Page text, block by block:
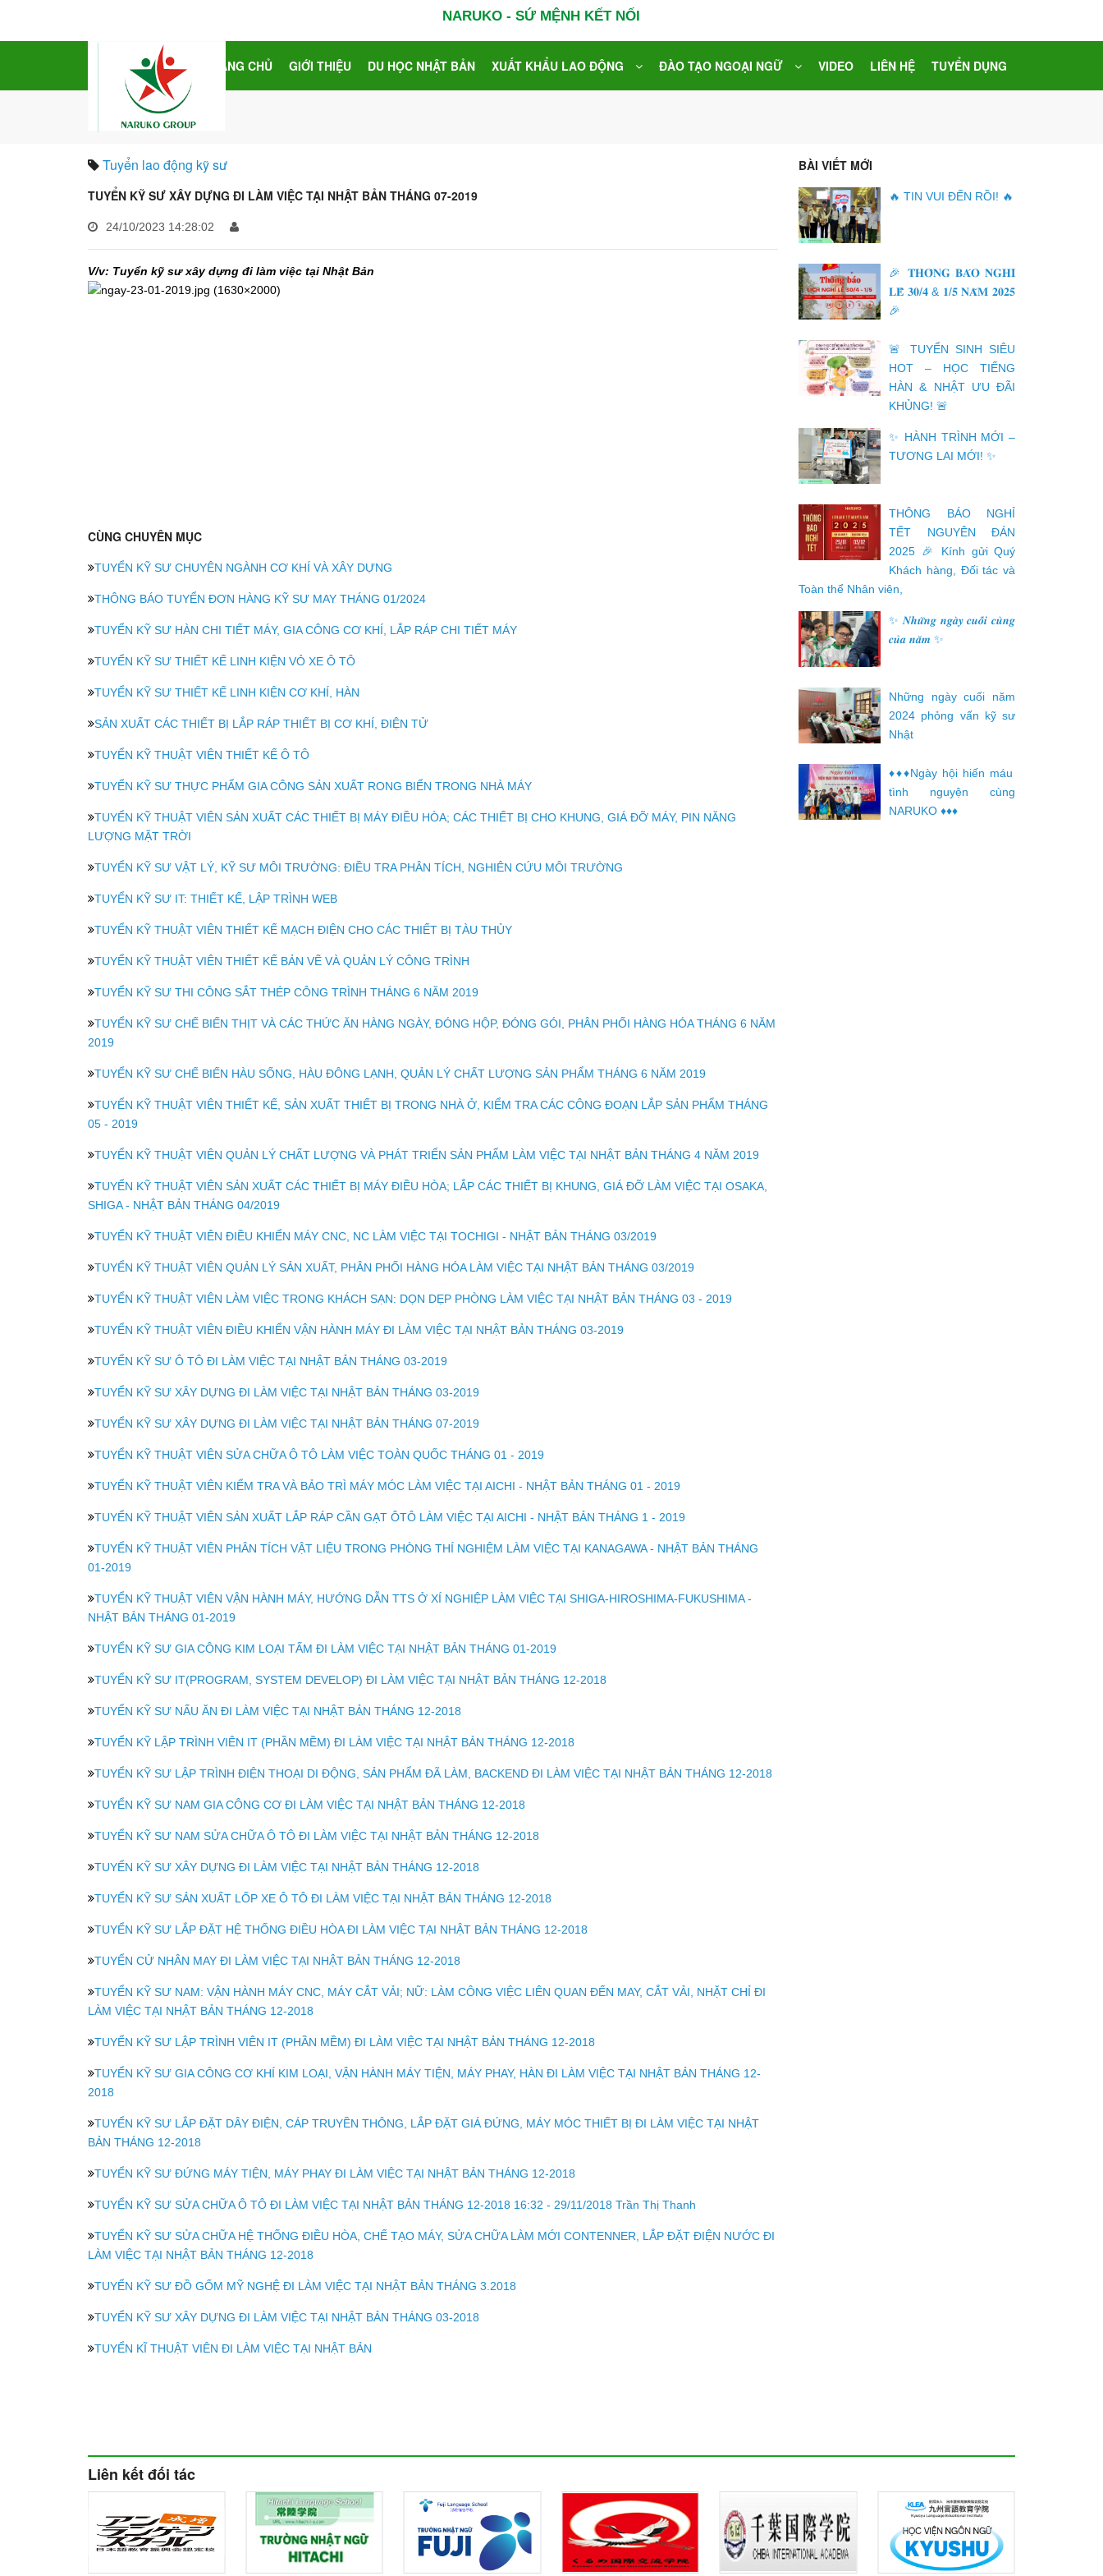
NARUKO - SỨ MỆNH KẾT NỐI
TRANG CHỦ GIỚI THIỆU DU HỌC NHẬT BẢN XUẤT KHẨU LAO ĐỘNG ĐÀO TẠO NGOẠI NGỮ VIDEO LIÊN HỆ TUYỂN DỤNG
Tuyển lao động kỹ sư
TUYỂN KỸ SƯ XÂY DỰNG ĐI LÀM VIỆC TẠI NHẬT BẢN THÁNG 07-2019
24/10/2023 14:28:02
V/v: Tuyển kỹ sư xây dựng đi làm việc tại Nhật Bản
CÙNG CHUYÊN MỤC
TUYỂN KỸ SƯ CHUYÊN NGÀNH CƠ KHÍ VÀ XÂY DỰNG
THÔNG BÁO TUYỂN ĐƠN HÀNG KỸ SƯ MAY THÁNG 01/2024
TUYỂN KỸ SƯ HÀN CHI TIẾT MÁY, GIA CÔNG CƠ KHÍ, LẮP RÁP CHI TIẾT MÁY
TUYỂN KỸ SƯ THIẾT KẾ LINH KIỆN VỎ XE Ô TÔ
TUYỂN KỸ SƯ THIẾT KẾ LINH KIỆN CƠ KHÍ, HÀN
SẢN XUẤT CÁC THIẾT BỊ LẮP RÁP THIẾT BỊ CƠ KHÍ, ĐIỆN TỬ
TUYỂN KỸ THUẬT VIÊN THIẾT KẾ Ô TÔ
TUYỂN KỸ SƯ THỰC PHẨM GIA CÔNG SẢN XUẤT RONG BIỂN TRONG NHÀ MÁY
TUYỂN KỸ THUẬT VIÊN SẢN XUẤT CÁC THIẾT BỊ MÁY ĐIỀU HÒA; CÁC THIẾT BỊ CHO KHUNG, GIÁ ĐỠ MÁY, PIN NĂNG
LƯỢNG MẶT TRỜI
TUYỂN KỸ SƯ VẬT LÝ, KỸ SƯ MÔI TRƯỜNG: ĐIỀU TRA PHÂN TÍCH, NGHIÊN CỨU MÔI TRƯỜNG
TUYỂN KỸ SƯ IT: THIẾT KẾ, LẬP TRÌNH WEB
TUYỂN KỸ THUẬT VIÊN THIẾT KẾ MẠCH ĐIỆN CHO CÁC THIẾT BỊ TÀU THỦY
TUYỂN KỸ THUẬT VIÊN THIẾT KẾ BẢN VẼ VÀ QUẢN LÝ CÔNG TRÌNH
TUYỂN KỸ SƯ THI CÔNG SẮT THÉP CÔNG TRÌNH THÁNG 6 NĂM 2019
TUYỂN KỸ SƯ CHẾ BIẾN THỊT VÀ CÁC THỨC ĂN HÀNG NGÀY, ĐÓNG HỘP, ĐÓNG GÓI, PHÂN PHỐI HÀNG HÓA THÁNG 6 NĂM
2019
TUYỂN KỸ SƯ CHẾ BIẾN HÀU SỐNG, HÀU ĐÔNG LẠNH, QUẢN LÝ CHẤT LƯỢNG SẢN PHẨM THÁNG 6 NĂM 2019
TUYỂN KỸ THUẬT VIÊN THIẾT KẾ, SẢN XUẤT THIẾT BỊ TRONG NHÀ Ở, KIỂM TRA CÁC CÔNG ĐOẠN LẮP SẢN PHẨM THÁNG
05 - 2019
TUYỂN KỸ THUẬT VIÊN QUẢN LÝ CHẤT LƯỢNG VÀ PHÁT TRIỂN SẢN PHẨM LÀM VIỆC TẠI NHẬT BẢN THÁNG 4 NĂM 2019
TUYỂN KỸ THUẬT VIÊN SẢN XUẤT CÁC THIẾT BỊ MÁY ĐIỀU HÒA; LẮP CÁC THIẾT BỊ KHUNG, GIÁ ĐỠ LÀM VIỆC TẠI OSAKA,
SHIGA - NHẬT BẢN THÁNG 04/2019
TUYỂN KỸ THUẬT VIÊN ĐIỀU KHIỂN MÁY CNC, NC LÀM VIỆC TẠI TOCHIGI - NHẬT BẢN THÁNG 03/2019
TUYỂN KỸ THUẬT VIÊN QUẢN LÝ SẢN XUẤT, PHÂN PHỐI HÀNG HÓA LÀM VIỆC TẠI NHẬT BẢN THÁNG 03/2019
TUYỂN KỸ THUẬT VIÊN LÀM VIỆC TRONG KHÁCH SẠN: DỌN DẸP PHÒNG LÀM VIỆC TẠI NHẬT BẢN THÁNG 03 - 2019
TUYỂN KỸ THUẬT VIÊN ĐIỀU KHIỂN VẬN HÀNH MÁY ĐI LÀM VIỆC TẠI NHẬT BẢN THÁNG 03-2019
TUYỂN KỸ SƯ Ô TÔ ĐI LÀM VIỆC TẠI NHẬT BẢN THÁNG 03-2019
TUYỂN KỸ SƯ XÂY DỰNG ĐI LÀM VIỆC TẠI NHẬT BẢN THÁNG 03-2019
TUYỂN KỸ SƯ XÂY DỰNG ĐI LÀM VIỆC TẠI NHẬT BẢN THÁNG 07-2019
TUYỂN KỸ THUẬT VIÊN SỬA CHỮA Ô TÔ LÀM VIỆC TOÀN QUỐC THÁNG 01 - 2019
TUYỂN KỸ THUẬT VIÊN KIỂM TRA VÀ BẢO TRÌ MÁY MÓC LÀM VIỆC TẠI AICHI - NHẬT BẢN THÁNG 01 - 2019
TUYỂN KỸ THUẬT VIÊN SẢN XUẤT LẮP RÁP CẦN GẠT ÔTÔ LÀM VIỆC TẠI AICHI - NHẬT BẢN THÁNG 1 - 2019
TUYỂN KỸ THUẬT VIÊN PHÂN TÍCH VẬT LIỆU TRONG PHÒNG THÍ NGHIỆM LÀM VIỆC TẠI KANAGAWA - NHẬT BẢN THÁNG
01-2019
TUYỂN KỸ THUẬT VIÊN VẬN HÀNH MÁY, HƯỚNG DẪN TTS Ở XÍ NGHIỆP LÀM VIỆC TẠI SHIGA-HIROSHIMA-FUKUSHIMA -
NHẬT BẢN THÁNG 01-2019
TUYỂN KỸ SƯ GIA CÔNG KIM LOẠI TẤM ĐI LÀM VIỆC TẠI NHẬT BẢN THÁNG 01-2019
TUYỂN KỸ SƯ IT(PROGRAM, SYSTEM DEVELOP) ĐI LÀM VIỆC TẠI NHẬT BẢN THÁNG 12-2018
TUYỂN KỸ SƯ NẤU ĂN ĐI LÀM VIỆC TẠI NHẬT BẢN THÁNG 12-2018
TUYỂN KỸ LẬP TRÌNH VIÊN IT (PHẦN MỀM) ĐI LÀM VIỆC TẠI NHẬT BẢN THÁNG 12-2018
TUYỂN KỸ SƯ LẬP TRÌNH ĐIỆN THOẠI DI ĐỘNG, SẢN PHẨM ĐÃ LÀM, BACKEND ĐI LÀM VIỆC TẠI NHẬT BẢN THÁNG 12-2018
TUYỂN KỸ SƯ NAM GIA CÔNG CƠ ĐI LÀM VIỆC TẠI NHẬT BẢN THÁNG 12-2018
TUYỂN KỸ SƯ NAM SỬA CHỮA Ô TÔ ĐI LÀM VIỆC TẠI NHẬT BẢN THÁNG 12-2018
TUYỂN KỸ SƯ XÂY DỰNG ĐI LÀM VIỆC TẠI NHẬT BẢN THÁNG 12-2018
TUYỂN KỸ SƯ SẢN XUẤT LỐP XE Ô TÔ ĐI LÀM VIỆC TẠI NHẬT BẢN THÁNG 12-2018
TUYỂN KỸ SƯ LẮP ĐẶT HỆ THỐNG ĐIỀU HÒA ĐI LÀM VIỆC TẠI NHẬT BẢN THÁNG 12-2018
TUYỂN CỬ NHÂN MAY ĐI LÀM VIỆC TẠI NHẬT BẢN THÁNG 12-2018
TUYỂN KỸ SƯ NAM: VẬN HÀNH MÁY CNC, MÁY CẮT VẢI; NỮ: LÀM CÔNG VIỆC LIÊN QUAN ĐẾN MAY, CẮT VẢI, NHẶT CHỈ ĐI
LÀM VIỆC TẠI NHẬT BẢN THÁNG 12-2018
TUYỂN KỸ SƯ LẬP TRÌNH VIÊN IT (PHẦN MỀM) ĐI LÀM VIỆC TẠI NHẬT BẢN THÁNG 12-2018
TUYỂN KỸ SƯ GIA CÔNG CƠ KHÍ KIM LOẠI, VẬN HÀNH MÁY TIỆN, MÁY PHAY, HÀN ĐI LÀM VIỆC TẠI NHẬT BẢN THÁNG 12-
2018
TUYỂN KỸ SƯ LẮP ĐẶT DÂY ĐIỆN, CÁP TRUYỀN THÔNG, LẮP ĐẶT GIÁ ĐỨNG, MÁY MÓC THIẾT BỊ ĐI LÀM VIỆC TẠI NHẬT
BẢN THÁNG 12-2018
TUYỂN KỸ SƯ ĐỨNG MÁY TIỆN, MÁY PHAY ĐI LÀM VIỆC TẠI NHẬT BẢN THÁNG 12-2018
TUYỂN KỸ SƯ SỬA CHỮA Ô TÔ ĐI LÀM VIỆC TẠI NHẬT BẢN THÁNG 12-2018 16:32 - 29/11/2018 Trần Thị Thanh
TUYỂN KỸ SƯ SỬA CHỮA HỆ THỐNG ĐIỀU HÒA, CHẾ TẠO MÁY, SỬA CHỮA LÀM MỚI CONTENNER, LẮP ĐẶT ĐIỆN NƯỚC ĐI
LÀM VIỆC TẠI NHẬT BẢN THÁNG 12-2018
TUYỂN KỸ SƯ ĐỒ GỐM MỸ NGHỆ ĐI LÀM VIỆC TẠI NHẬT BẢN THÁNG 3.2018
TUYỂN KỸ SƯ XÂY DỰNG ĐI LÀM VIỆC TẠI NHẬT BẢN THÁNG 03-2018
TUYỂN KĨ THUẬT VIÊN ĐI LÀM VIỆC TẠI NHẬT BẢN
BÀI VIẾT MỚI
🔥 TIN VUI ĐẾN RỒI! 🔥
🎉 𝐓𝐇𝐎̂𝐍𝐆 𝐁𝐀́𝐎 𝐍𝐆𝐇𝐈̉
𝐋𝐄̂̃ 𝟑𝟎/𝟒 & 𝟏/𝟓 𝐍𝐀̆𝐌 𝟐𝟎𝟐𝟓
🎉
🚨 TUYỂN SINH SIÊU
HOT – HỌC TIẾNG
HÀN & NHẬT ƯU ĐÃI
KHỦNG! 🚨
✨ HÀNH TRÌNH MỚI –
TƯƠNG LAI MỚI! ✨
THÔNG BÁO NGHỈ
TẾT NGUYÊN ĐÁN
2025 🎉 Kính gửi Quý
Khách hàng, Đối tác và
Toàn thể Nhân viên,
✨ 𝑵𝒉𝒖̛̃𝒏𝒈 𝒏𝒈𝒂̀𝒚 𝒄𝒖𝒐̂́𝒊 𝒄𝒖̀𝒏𝒈
𝒄𝒖̉𝒂 𝒏𝒂̆𝒎 ✨
Những ngày cuối năm
2024 phỏng vấn kỹ sư
Nhật
♦️♦️♦️Ngày hội hiến máu
tình nguyện cùng
NARUKO ♦️♦️♦️
Liên kết đối tác